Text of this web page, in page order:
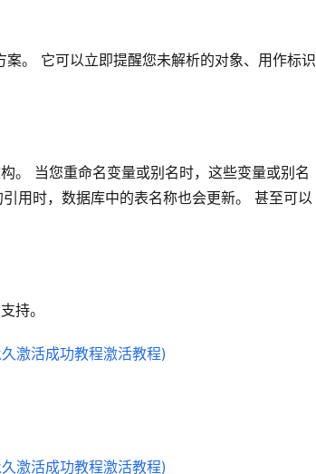
。 它可以立即提醒您未解析的对象、用作标识
。 当您重命名变量或别名时，这些变量或别名
用时，数据库中的表名称也会更新。 甚至可以
持。